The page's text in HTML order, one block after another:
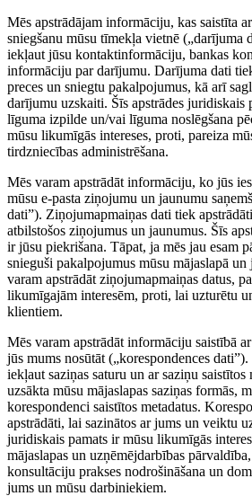
Mēs apstrādājam informāciju, kas saistīta
sniegšanu mūsu tīmekļa vietnē („darījuma
iekļaut jūsu kontaktinformāciju, bankas
informāciju par darījumu. Darījuma dati
preces un sniegtu pakalpojumus, kā arī
darījumu uzskaiti. Šīs apstrādes juridiskais
līguma izpilde un/vai līguma noslēgšana
mūsu likumīgās intereses, proti, pareiza
tirdzniecības administrēšana.
Mēs varam apstrādāt informāciju, ko jūs
mūsu e-pasta ziņojumu un jaunumu
dati”). Ziņojumapmaiņas dati tiek
atbilstošos ziņojumus un jaunumus. Šīs
ir jūsu piekrišana. Tāpat, ja mēs jau esam
snieguši pakalpojumus mūsu mājaslapā
varam apstrādāt ziņojumapmaiņas datus,
likumīgajām interesēm, proti, lai uzturētu
klientiem.
Mēs varam apstrādāt informāciju saistībā
jūs mums nosūtāt („korespondences
iekļaut saziņas saturu un ar saziņu saistītos
uzsākta mūsu mājaslapas saziņas formās,
korespondenci saistītos metadatus.
apstrādāti, lai sazinātos ar jums un veiktu
juridiskais pamats ir mūsu likumīgās
mājaslapas un uzņēmējdarbības
konsultāciju prakses nodrošināšana un
jums un mūsu darbiniekiem.